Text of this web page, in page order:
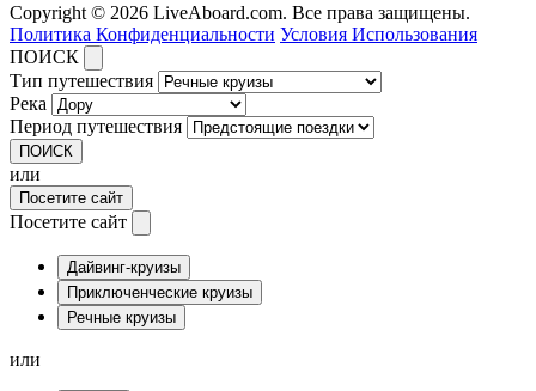
Copyright © 2026 LiveAboard.com. Все права защищены.
Политика Конфиденциальности Условия Использования
ПОИСК
Тип путешествия
Река
Период путешествия
ПОИСК
или
Посетите сайт
Посетите сайт
Дайвинг-круизы
Приключенческие круизы
Речные круизы
или